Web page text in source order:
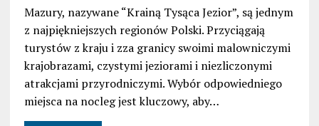
Mazury, nazywane “Krainą Tysąca Jezior”, są jednym
z najpiękniejszych regionów Polski. Przyciągają
turystów z kraju i zza granicy swoimi malowniczymi
krajobrazami, czystymi jeziorami i niezliczonymi
atrakcjami przyrodniczymi. Wybór odpowiedniego
miejsca na nocleg jest kluczowy, aby…